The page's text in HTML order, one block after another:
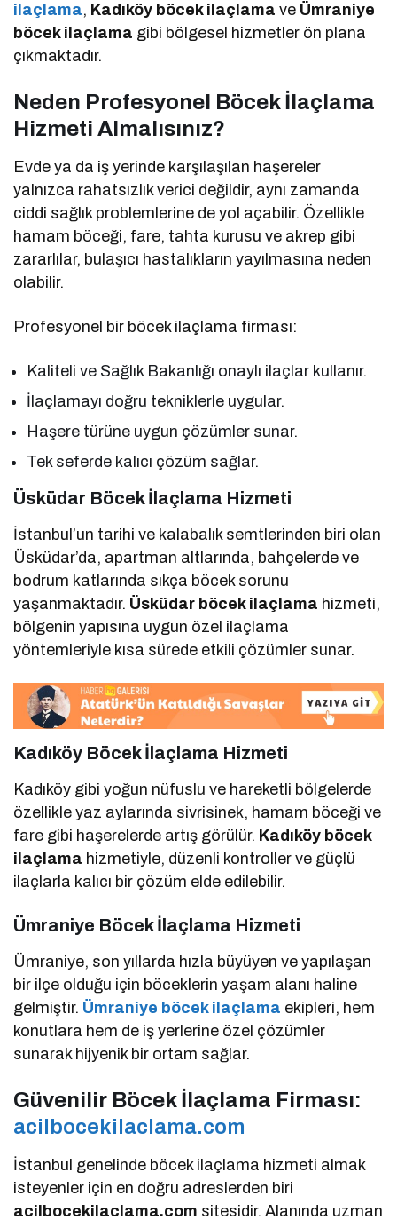
ilaçlama, Kadıköy böcek ilaçlama ve Ümraniye
böcek ilaçlama gibi bölgesel hizmetler ön plana
çıkmaktadır.
Neden Profesyonel Böcek İlaçlama
Hizmeti Almalısınız?
Evde ya da iş yerinde karşılaşılan haşereler
yalnızca rahatsızlık verici değildir, aynı zamanda
ciddi sağlık problemlerine de yol açabilir. Özellikle
hamam böceği, fare, tahta kurusu ve akrep gibi
zararlılar, bulaşıcı hastalıkların yayılmasına neden
olabilir.
Profesyonel bir böcek ilaçlama firması:
Kaliteli ve Sağlık Bakanlığı onaylı ilaçlar kullanır.
İlaçlamayı doğru tekniklerle uygular.
Haşere türüne uygun çözümler sunar.
Tek seferde kalıcı çözüm sağlar.
Üsküdar Böcek İlaçlama Hizmeti
İstanbul’un tarihi ve kalabalık semtlerinden biri olan
Üsküdar’da, apartman altlarında, bahçelerde ve
bodrum katlarında sıkça böcek sorunu
yaşanmaktadır. Üsküdar böcek ilaçlama hizmeti,
bölgenin yapısına uygun özel ilaçlama
yöntemleriyle kısa sürede etkili çözümler sunar.
Kadıköy Böcek İlaçlama Hizmeti
Kadıköy gibi yoğun nüfuslu ve hareketli bölgelerde
özellikle yaz aylarında sivrisinek, hamam böceği ve
fare gibi haşerelerde artış görülür. Kadıköy böcek
ilaçlama hizmetiyle, düzenli kontroller ve güçlü
ilaçlarla kalıcı bir çözüm elde edilebilir.
Ümraniye Böcek İlaçlama Hizmeti
Ümraniye, son yıllarda hızla büyüyen ve yapılaşan
bir ilçe olduğu için böceklerin yaşam alanı haline
gelmiştir. Ümraniye böcek ilaçlama ekipleri, hem
konutlara hem de iş yerlerine özel çözümler
sunarak hijyenik bir ortam sağlar.
Güvenilir Böcek İlaçlama Firması:
acilbocekilaclama.com
İstanbul genelinde böcek ilaçlama hizmeti almak
isteyenler için en doğru adreslerden biri
acilbocekilaclama.com sitesidir. Alanında uzman